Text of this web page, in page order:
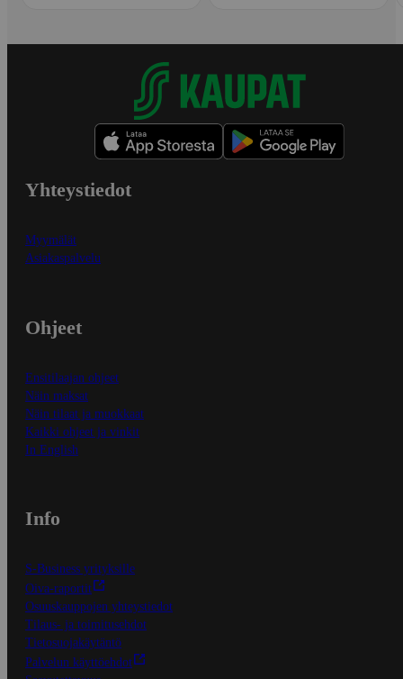
Yhteystiedot
Myymälät
Asiakaspalvelu
Ohjeet
Ensitilaajan ohjeet
Näin maksat
Näin tilaat ja muokkaat
Kaikki ohjeet ja vinkit
In English
Info
S-Business yrityksille
Oiva-raportit
Osuuskauppojen yhteystiedot
Tilaus- ja toimitusehdot
Tietosuojakäytäntö
Palvelun käyttöehdot